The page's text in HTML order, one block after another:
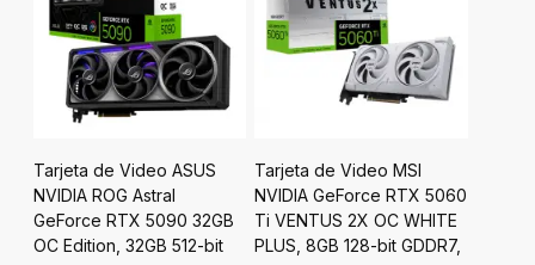
Tarjeta de Video ASUS
NVIDIA ROG Astral
GeForce RTX 5090 32GB
OC Edition, 32GB 512-bit
Tarjeta de Video MSI
NVIDIA GeForce RTX 5060
Ti VENTUS 2X OC WHITE
PLUS, 8GB 128-bit GDDR7,